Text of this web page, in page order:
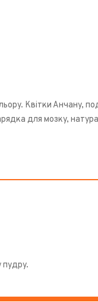
Квітки Анчану,
для мозку,
пудру.